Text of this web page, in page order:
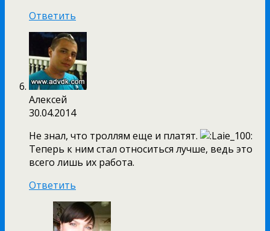
Ответить
Алексей
30.04.2014
Не знал, что троллям еще и платят.
Теперь к ним стал относиться лучше, ведь это
всего лишь их работа.
Ответить